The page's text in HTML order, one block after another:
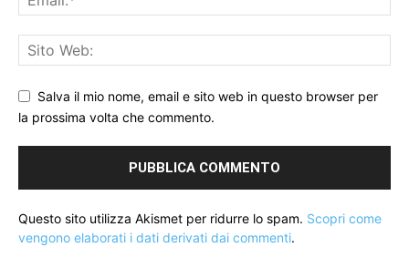
Salva il mio nome, email e sito web in questo browser per
la prossima volta che commento.
Questo sito utilizza Akismet per ridurre lo spam. Scopri come
vengono elaborati i dati derivati dai commenti.